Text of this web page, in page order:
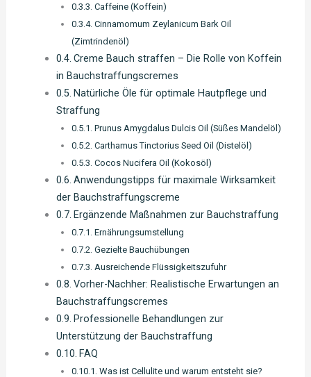
Caffeine (Koffein)
Cinnamomum Zeylanicum Bark Oil
(Zimtrindenöl)
Creme Bauch straffen – Die Rolle von Koffein
in Bauchstraffungscremes
Natürliche Öle für optimale Hautpflege und
Straffung
Prunus Amygdalus Dulcis Oil (Süßes Mandelöl)
Carthamus Tinctorius Seed Oil (Distelöl)
Cocos Nucifera Oil (Kokosöl)
Anwendungstipps für maximale Wirksamkeit
der Bauchstraffungscreme
Ergänzende Maßnahmen zur Bauchstraffung
Ernährungsumstellung
Gezielte Bauchübungen
Ausreichende Flüssigkeitszufuhr
Vorher-Nachher: Realistische Erwartungen an
Bauchstraffungscremes
Professionelle Behandlungen zur
Unterstützung der Bauchstraffung
FAQ
Was ist Cellulite und warum entsteht sie?